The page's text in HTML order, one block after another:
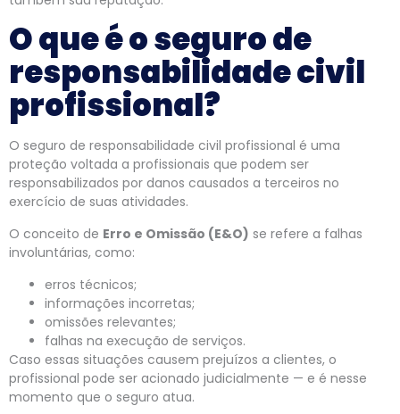
O que é o seguro de
responsabilidade civil
profissional?
O seguro de responsabilidade civil profissional é uma
proteção voltada a profissionais que podem ser
responsabilizados por danos causados a terceiros no
exercício de suas atividades.
O conceito de Erro e Omissão (E&O) se refere a falhas
involuntárias, como:
erros técnicos;
informações incorretas;
omissões relevantes;
falhas na execução de serviços.
Caso essas situações causem prejuízos a clientes, o
profissional pode ser acionado judicialmente — e é nesse
momento que o seguro atua.